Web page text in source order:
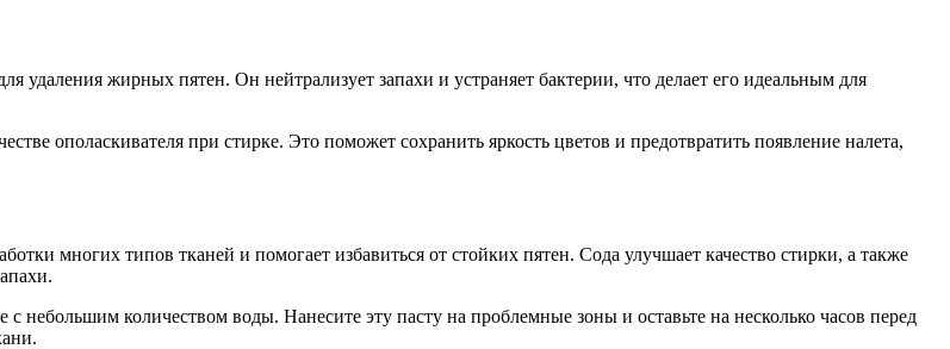
удаления жирных пятен. Он нейтрализует запахи и устраняет бактерии, что делает его идеальным для
ополаскивателя при стирке. Это поможет сохранить яркость цветов и предотвратить появление налета,
многих типов тканей и помогает избавиться от стойких пятен. Сода улучшает качество стирки, а также
небольшим количеством воды. Нанесите эту пасту на проблемные зоны и оставьте на несколько часов перед